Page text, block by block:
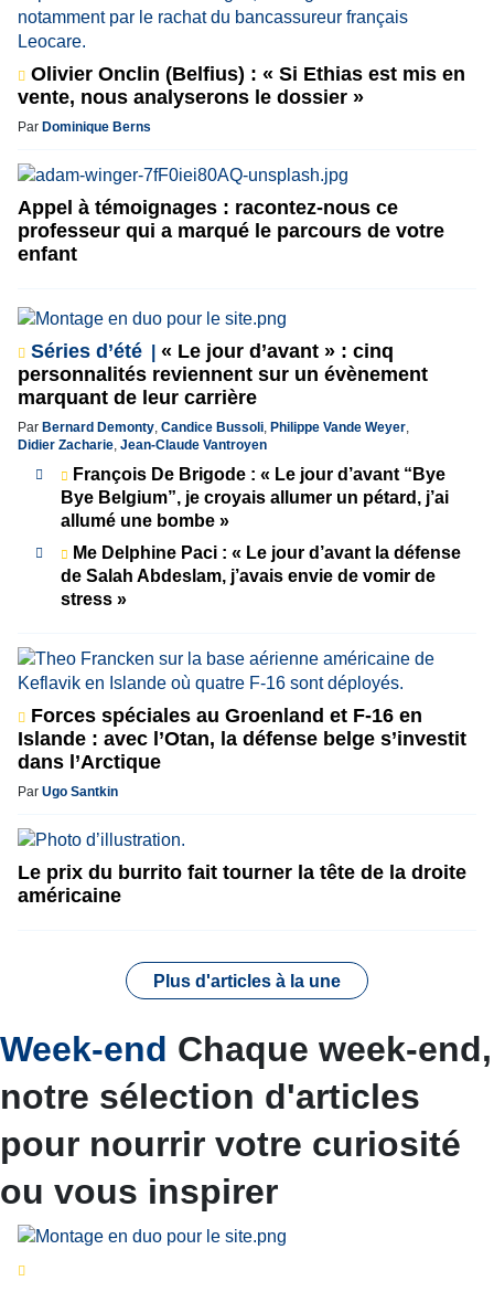
Olivier Onclin (Belfius) : « Si Ethias est mis en
vente, nous analyserons le dossier »
Par Dominique Berns
Appel à témoignages : racontez-nous ce
professeur qui a marqué le parcours de votre
enfant
Séries d’été
« Le jour d’avant » : cinq
personnalités reviennent sur un évènement
marquant de leur carrière
Par Bernard Demonty, Candice Bussoli, Philippe Vande Weyer,
Didier Zacharie, Jean-Claude Vantroyen
François De Brigode : « Le jour d’avant “Bye
Bye Belgium”, je croyais allumer un pétard, j’ai
allumé une bombe »
Me Delphine Paci : « Le jour d’avant la défense
de Salah Abdeslam, j’avais envie de vomir de
stress »
Forces spéciales au Groenland et F-16 en
Islande : avec l’Otan, la défense belge s’investit
dans l’Arctique
Par Ugo Santkin
Le prix du burrito fait tourner la tête de la droite
américaine
Plus d'articles à la une
Week-end Chaque week-end,
notre sélection d'articles
pour nourrir votre curiosité
ou vous inspirer